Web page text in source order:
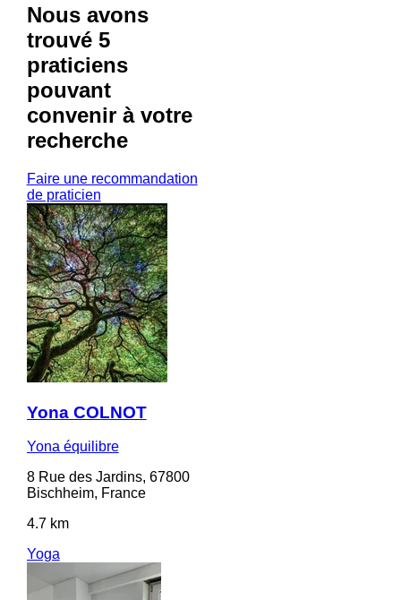
Nous avons
trouvé 5
praticiens
pouvant
convenir à votre
recherche
Faire une recommandation
de praticien
Yona COLNOT
Yona équilibre
8 Rue des Jardins, 67800
Bischheim, France
4.7 km
Yoga